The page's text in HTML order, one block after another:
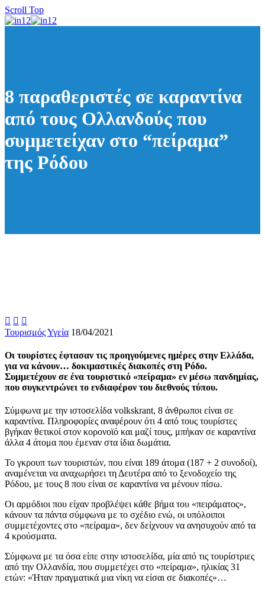
Scroll Top
8 παραθεριστές σε καραντίνα
από τους Ολλανδούς που
συμμετείχαν στο “πείραμα”
της Ρόδου
  
ΤουρισμόςΥγεία 18/04/2021
Οι τουρίστες έφτασαν τις προηγούμενες ημέρες στην Ελλάδα,
για να κάνουν… δοκιμαστικές διακοπές στη Ρόδο.
Συμμετέχουν σε ένα τουριστικό «πείραμα» εν μέσω πανδημίας,
που συγκεντρώνει το ενδιαφέρον του διεθνούς τύπου.
Σύμφωνα με την ιστοσελίδα volkskrant, 8 άνθρωποι είναι σε
καραντίνα. Πληροφορίες αναφέρουν ότι 4 από τους τουρίστες
βγήκαν θετικοί στον κορονοϊό και μαζί τους, μπήκαν σε καραντίνα
άλλα 4 άτομα που έμεναν στα ίδια δωμάτια.
Το γκρουπ των τουριστών, που είναι 189 άτομα (187 + 2 συνοδοί),
αναμένεται να αναχωρήσει τη Δευτέρα από το ξενοδοχείο της
Ρόδου, με τους 8 που είναι σε καραντίνα να μένουν πίσω.
Οι αρμόδιοι που είχαν προβλέψει κάθε βήμα του «πειράματος»,
κάνουν τα πάντα σύμφωνα με το σχέδιο ενώ, οι υπόλοιποι
συμμετέχοντες στο «πείραμα», δεν δείχνουν να ανησυχούν από τα
4 κρούσματα.
Σύμφωνα με τα όσα είπε στην ιστοσελίδα, μία από τις τουρίστριες
από την Ολλανδία, που συμμετέχει στο «πείραμα», ηλικίας 31
ετών: «Ήταν πραγματικά μια νίκη να είσαι σε διακοπές»…